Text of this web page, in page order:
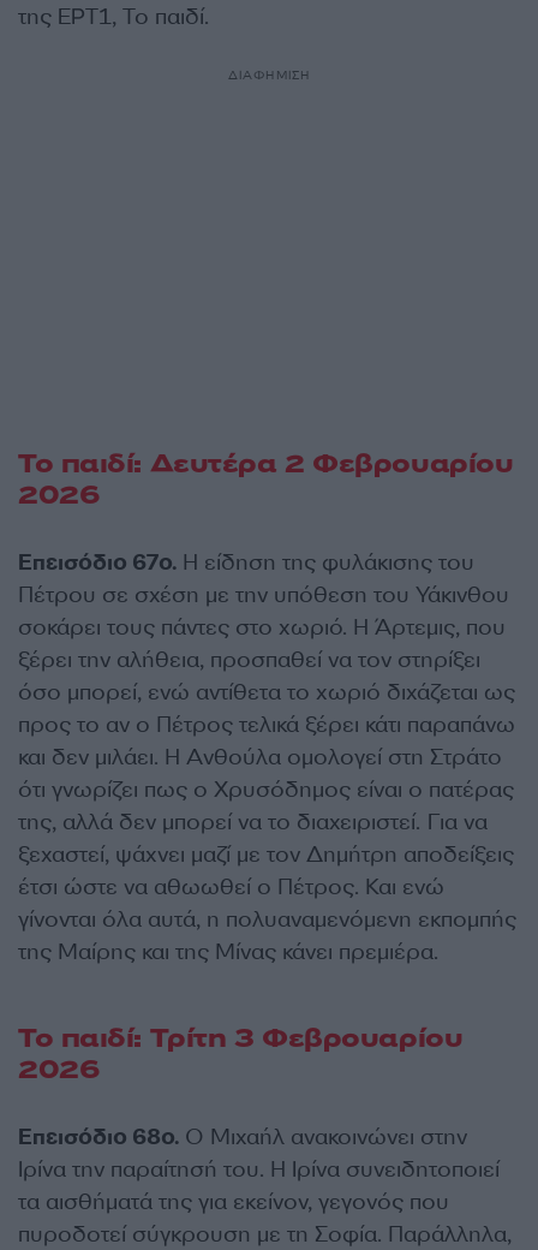
της ΕΡΤ1, Το παιδί.
ΔΙΑΦΗΜΙΣΗ
Το παιδί: Δευτέρα 2 Φεβρουαρίου
2026
Eπεισόδιο 67ο. Η είδηση της φυλάκισης του
Πέτρου σε σχέση με την υπόθεση του Υάκινθου
σοκάρει τους πάντες στο χωριό. Η Άρτεμις, που
ξέρει την αλήθεια, προσπαθεί να τον στηρίξει
όσο μπορεί, ενώ αντίθετα το χωριό διχάζεται ως
προς το αν ο Πέτρος τελικά ξέρει κάτι παραπάνω
και δεν μιλάει. Η Ανθούλα ομολογεί στη Στράτο
ότι γνωρίζει πως ο Χρυσόδημος είναι ο πατέρας
της, αλλά δεν μπορεί να το διαχειριστεί. Για να
ξεχαστεί, ψάχνει μαζί με τον Δημήτρη αποδείξεις
έτσι ώστε να αθωωθεί ο Πέτρος. Και ενώ
γίνονται όλα αυτά, η πολυαναμενόμενη εκπομπής
της Μαίρης και της Μίνας κάνει πρεμιέρα.
Το παιδί: Τρίτη 3 Φεβρουαρίου
2026
Eπεισόδιο 68ο. Ο Μιχαήλ ανακοινώνει στην
Ιρίνα την παραίτησή του. Η Ιρίνα συνειδητοποιεί
τα αισθήματά της για εκείνον, γεγονός που
πυροδοτεί σύγκρουση με τη Σοφία. Παράλληλα,